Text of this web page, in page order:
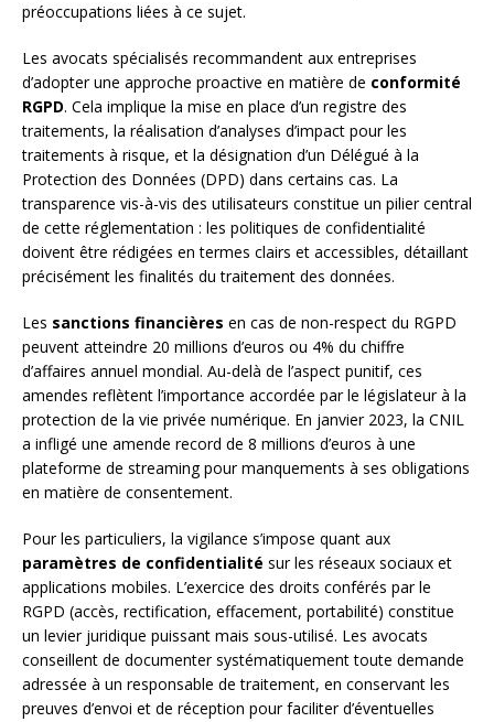
préoccupations liées à ce sujet.
Les avocats spécialisés recommandent aux entreprises
d’adopter une approche proactive en matière de conformité
RGPD. Cela implique la mise en place d’un registre des
traitements, la réalisation d’analyses d’impact pour les
traitements à risque, et la désignation d’un Délégué à la
Protection des Données (DPD) dans certains cas. La
transparence vis-à-vis des utilisateurs constitue un pilier central
de cette réglementation : les politiques de confidentialité
doivent être rédigées en termes clairs et accessibles, détaillant
précisément les finalités du traitement des données.
Les sanctions financières en cas de non-respect du RGPD
peuvent atteindre 20 millions d’euros ou 4% du chiffre
d’affaires annuel mondial. Au-delà de l’aspect punitif, ces
amendes reflètent l’importance accordée par le législateur à la
protection de la vie privée numérique. En janvier 2023, la CNIL
a infligé une amende record de 8 millions d’euros à une
plateforme de streaming pour manquements à ses obligations
en matière de consentement.
Pour les particuliers, la vigilance s’impose quant aux
paramètres de confidentialité sur les réseaux sociaux et
applications mobiles. L’exercice des droits conférés par le
RGPD (accès, rectification, effacement, portabilité) constitue
un levier juridique puissant mais sous-utilisé. Les avocats
conseillent de documenter systématiquement toute demande
adressée à un responsable de traitement, en conservant les
preuves d’envoi et de réception pour faciliter d’éventuelles